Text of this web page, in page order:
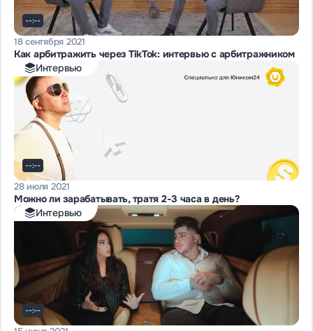
--:--
18 сентября 2021
Как арбитражить через TikTok: интервью с арбитражником
Интервью
--:--
28 июля 2021
Можно ли зарабатывать, тратя 2-3 часа в день?
Интервью
--:--